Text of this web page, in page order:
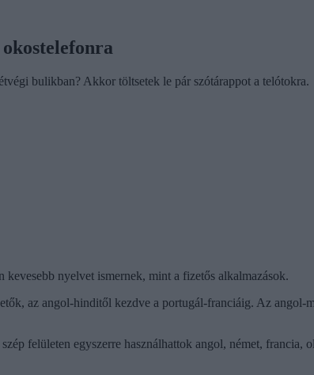
bulikban? Akkor töltsetek le pár szótárappot a telótokra.
nyelvet ismernek, mint a fizetős alkalmazások.
az angol-hinditől kezdve a portugál-franciáig. Az angol-
felületen egyszerre használhattok angol, német,